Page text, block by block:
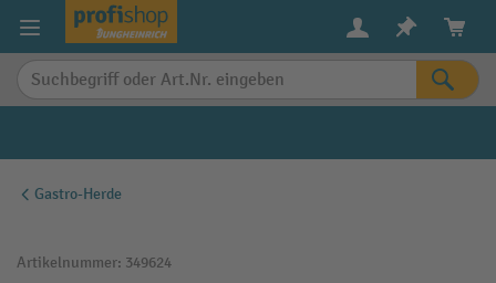
springen
Gastro-Herde
Artikelnummer: 349624